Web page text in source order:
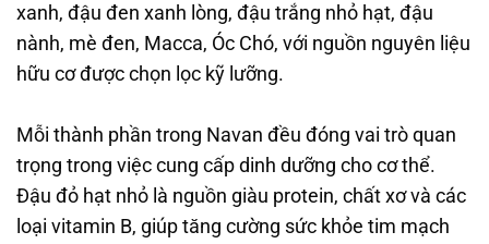
xanh, đậu đen xanh lòng, đậu trắng nhỏ hạt, đậu
nành, mè đen, Macca, Óc Chó, với nguồn nguyên liệu
hữu cơ được chọn lọc kỹ lưỡng.
Mỗi thành phần trong Navan đều đóng vai trò quan
trọng trong việc cung cấp dinh dưỡng cho cơ thể.
Đậu đỏ hạt nhỏ là nguồn giàu protein, chất xơ và các
loại vitamin B, giúp tăng cường sức khỏe tim mạch